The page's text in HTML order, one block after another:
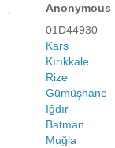
Anonymous
01D44930
Kars
Kırıkkale
Rize
Gümüşhane
Iğdır
Batman
Muğla